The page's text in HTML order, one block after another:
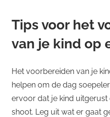
Tips voor het
van je kind op
Het voorbereiden van je
helpen om de dag
ervoor dat je kind
shoot. Leg uit wat er gaat